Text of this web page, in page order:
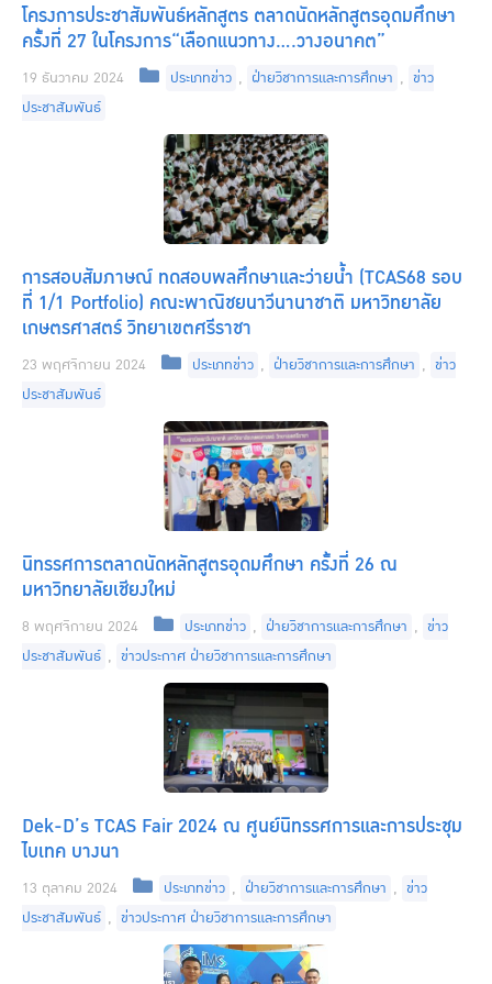
โครงการประชาสัมพันธ์หลักสูตร ตลาดนัดหลักสูตรอุดมศึกษา
ครั้งที่ 27 ในโครงการ“เลือกแนวทาง….วางอนาคต”
19 ธันวาคม 2024 Categories
ประเภทข่าว , ฝ่ายวิชาการและการศึกษา , ข่าว
ประชาสัมพันธ์
การสอบสัมภาษณ์ ทดสอบพลศึกษาและว่ายน้ำ (TCAS68 รอบ
ที่ 1/1 Portfolio) คณะพาณิชยนาวีนานาชาติ มหาวิทยาลัย
เกษตรศาสตร์ วิทยาเขตศรีราชา
23 พฤศจิกายน 2024 Categories
ประเภทข่าว , ฝ่ายวิชาการและการศึกษา , ข่าว
ประชาสัมพันธ์
นิทรรศการตลาดนัดหลักสูตรอุดมศึกษา ครั้งที่ 26 ณ
มหาวิทยาลัยเชียงใหม่
8 พฤศจิกายน 2024 Categories
ประเภทข่าว , ฝ่ายวิชาการและการศึกษา , ข่าว
ประชาสัมพันธ์ , ข่าวประกาศ ฝ่ายวิชาการและการศึกษา
Dek-D’s TCAS Fair 2024 ณ ศูนย์นิทรรศการและการประชุม
ไบเทค บางนา
13 ตุลาคม 2024 Categories
ประเภทข่าว , ฝ่ายวิชาการและการศึกษา , ข่าว
ประชาสัมพันธ์ , ข่าวประกาศ ฝ่ายวิชาการและการศึกษา